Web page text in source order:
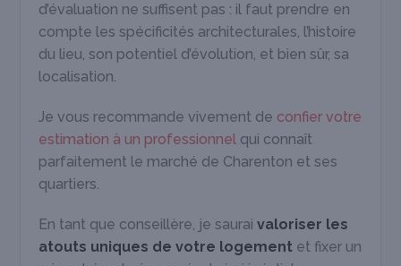
d’évaluation ne suffisent pas : il faut prendre en
compte les spécificités architecturales, l’histoire
du lieu, son potentiel d’évolution, et bien sûr, sa
localisation.
Je vous recommande vivement de confier votre
estimation à un professionnel qui connaît
parfaitement le marché de Charenton et ses
quartiers.
En tant que conseillère, je sauraivaloriser les
atouts uniques de votre logement et fixer un